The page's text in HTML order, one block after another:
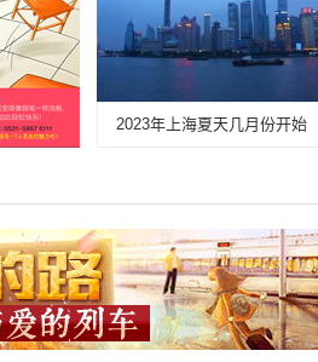
2023年上海夏天几月份开始